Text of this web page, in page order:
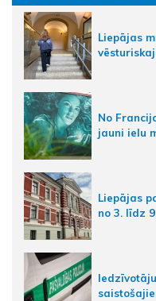
Liepājas
No
jauni ielu
Liepājas
no 3. līdz